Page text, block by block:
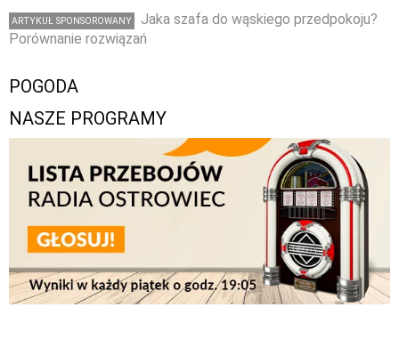
ARTYKUŁ SPONSOROWANY
Jaka szafa do wąskiego przedpokoju?
Porównanie rozwiązań
POGODA
NASZE PROGRAMY